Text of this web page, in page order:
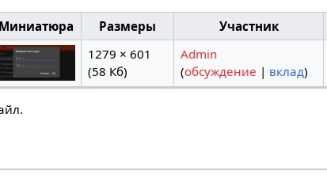
Миниатюра Размеры Участник
1279 × 601
(58 Кб)
Admin
(обсуждение | вклад)